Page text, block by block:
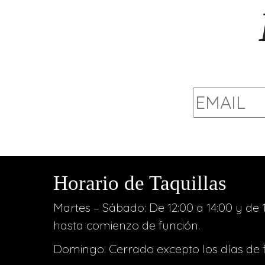
Horario de Taquillas
Martes – Sábado: De 12:00 a 14:00 y de
hasta comienzo de función.
Domingo: Cerrado excepto los días de